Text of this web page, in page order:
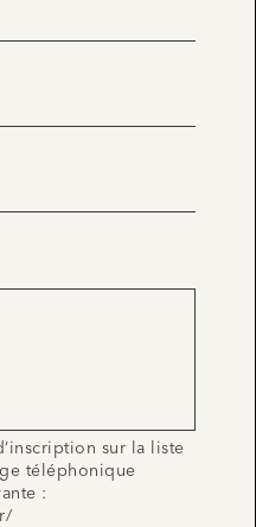
sur la liste
téléphonique
: